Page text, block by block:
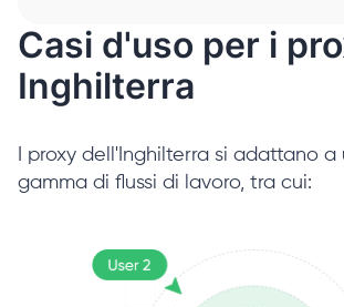
Casi d'uso per i
Inghilterra
I proxy dell'Inghilterra si adattano a
gamma di flussi di lavoro, tra cui: